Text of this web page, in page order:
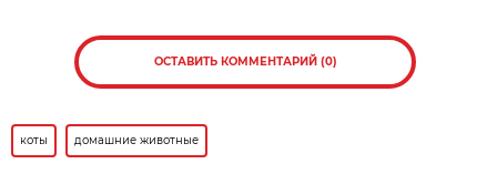
ОСТАВИТЬ КОММЕНТАРИЙ (0)
коты домашние животные